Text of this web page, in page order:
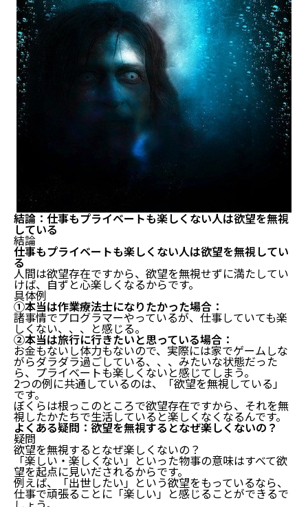
結論：仕事もプライベートも楽しくない人は欲望を無視
している
結論
仕事もプライベートも楽しくない人は欲望を無視してい
る
人間は欲望存在ですから、欲望を無視せずに満たしてい
けば、自ずと心楽しくなるからです。
具体例
①本当は作業療法士になりたかった場合：
諸事情でプログラマーやっているが、仕事していても楽
しくない、、、と感じる。
②本当は旅行に行きたいと思っている場合：
お金もないし体力もないので、実際には家でゲームしな
がらダラダラ過ごしている、、、みたいな状態だった
ら、プライベートも楽しくないと感じてしまう。
2つの例に共通しているのは、「欲望を無視している」
です。
ぼくらは根っこのところで欲望存在ですから、それを無
視したかたちで生活していると楽しくなくなるんです。
よくある疑問：欲望を無視するとなぜ楽しくないの？
疑問
欲望を無視するとなぜ楽しくないの？
「楽しい・楽しくない」といった物事の意味はすべて欲
望を起点に見いだされるからです。
例えば、「出世したい」という欲望をもっているなら、
仕事で頑張ることに「楽しい」と感じることができるで